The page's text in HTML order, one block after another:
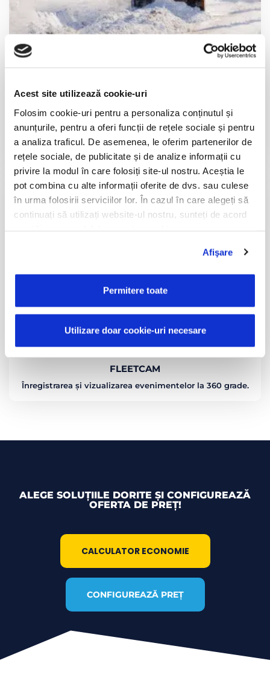
Acest site utilizează cookie-uri
Folosim cookie-uri pentru a personaliza conținutul și
anunțurile, pentru a oferi funcții de rețele sociale și pentru
a analiza traficul. De asemenea, le oferim partenerilor de
rețele sociale, de publicitate și de analize informații cu
privire la modul în care folosiți site-ul nostru. Aceștia le
pot combina cu alte informații oferite de dvs. sau culese
în urma folosirii serviciilor lor. În cazul în care alegeți să
continuați să utilizați website-ul nostru, sunteți de acord
Afişare
Permitere toate
Utilizare doar cookie-uri necesare
DESZĂPEZIRE
Oferă acces în timp real la informații detaliate privind
activitatea zilnică a vehiculelor din teren.
FLEETCAM
Înregistrarea și vizualizarea evenimentelor la 360 grade.
ALEGE SOLUȚIILE DORITE ȘI CONFIGUREAZĂ
OFERTA DE PREȚ!
CALCULATOR ECONOMIE
CONFIGUREAZĂ PREȚ